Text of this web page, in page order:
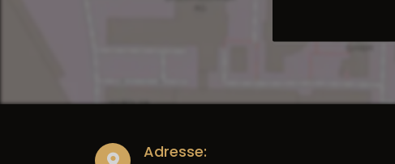
Adresse: